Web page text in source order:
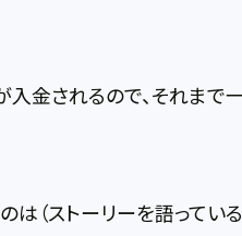
入金されるので、それまで
は（ストーリーを語ってい